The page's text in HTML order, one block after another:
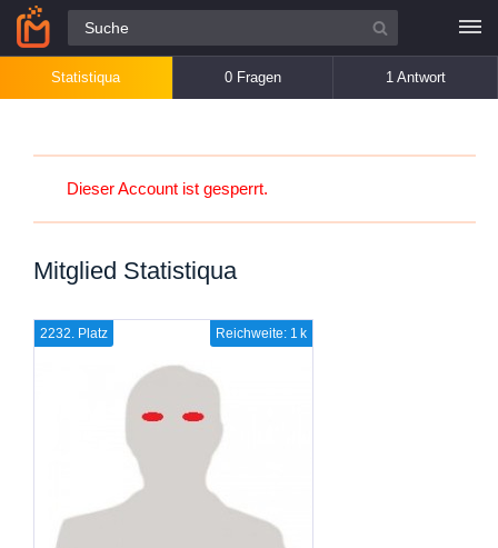
Alle Fragen
Statistiqua 0 Fragen 1 Antwort
Dieser Account ist gesperrt.
Mitglied Statistiqua
Reichweite: 1 k
2232. Platz